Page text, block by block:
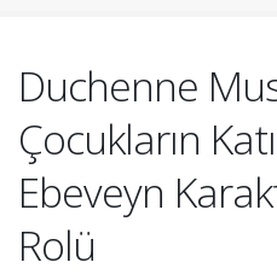
Duchenne
Çocukların
Ebeveyn
Rolü